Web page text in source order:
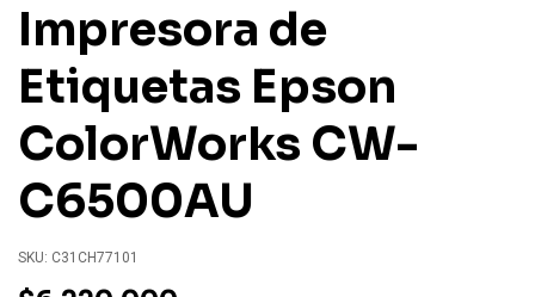
Impresora de
Etiquetas Epson
ColorWorks CW-
C6500AU
SKU: C31CH77101